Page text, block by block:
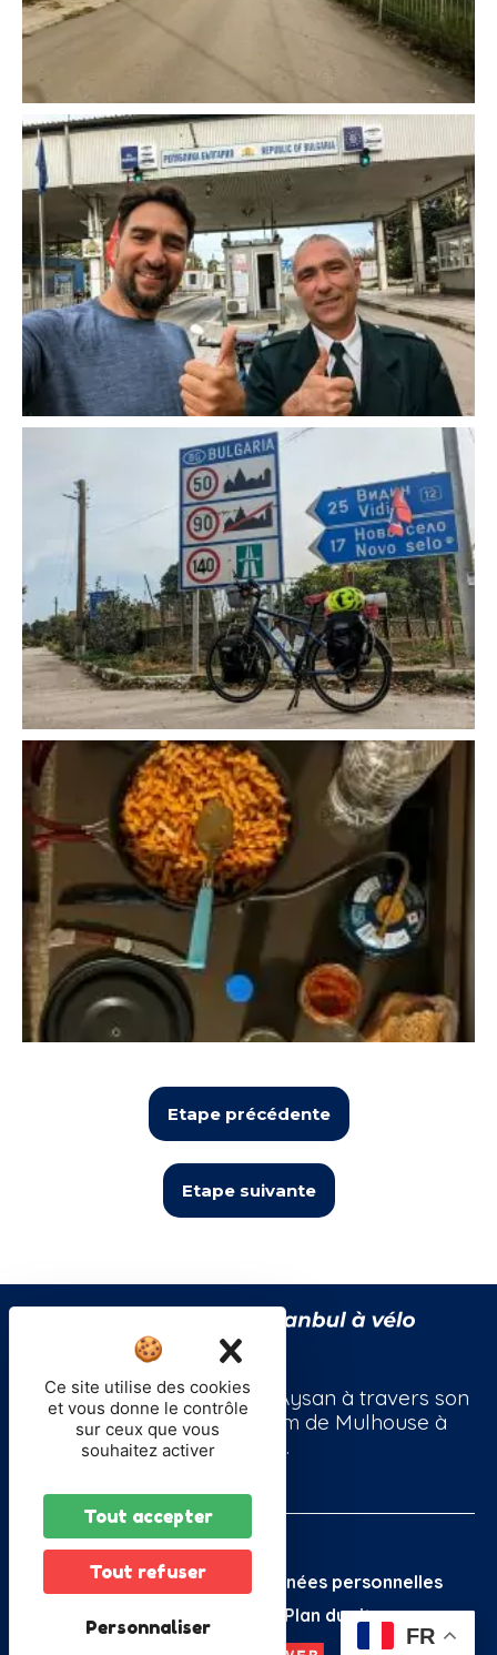
Etape précédente
Etape suivante
Suivez le périple de Bekir Aysan à travers son
voyage à vélo de 3500km de Mulhouse à
Istanbul.
Sponsors Contact
Données personnelles
Mentions légales
Plan du site
FR
Ce site utilise des cookies
et vous donne le contrôle
sur ceux que vous
souhaitez activer
Tout accepter
Tout refuser
Personnaliser
X